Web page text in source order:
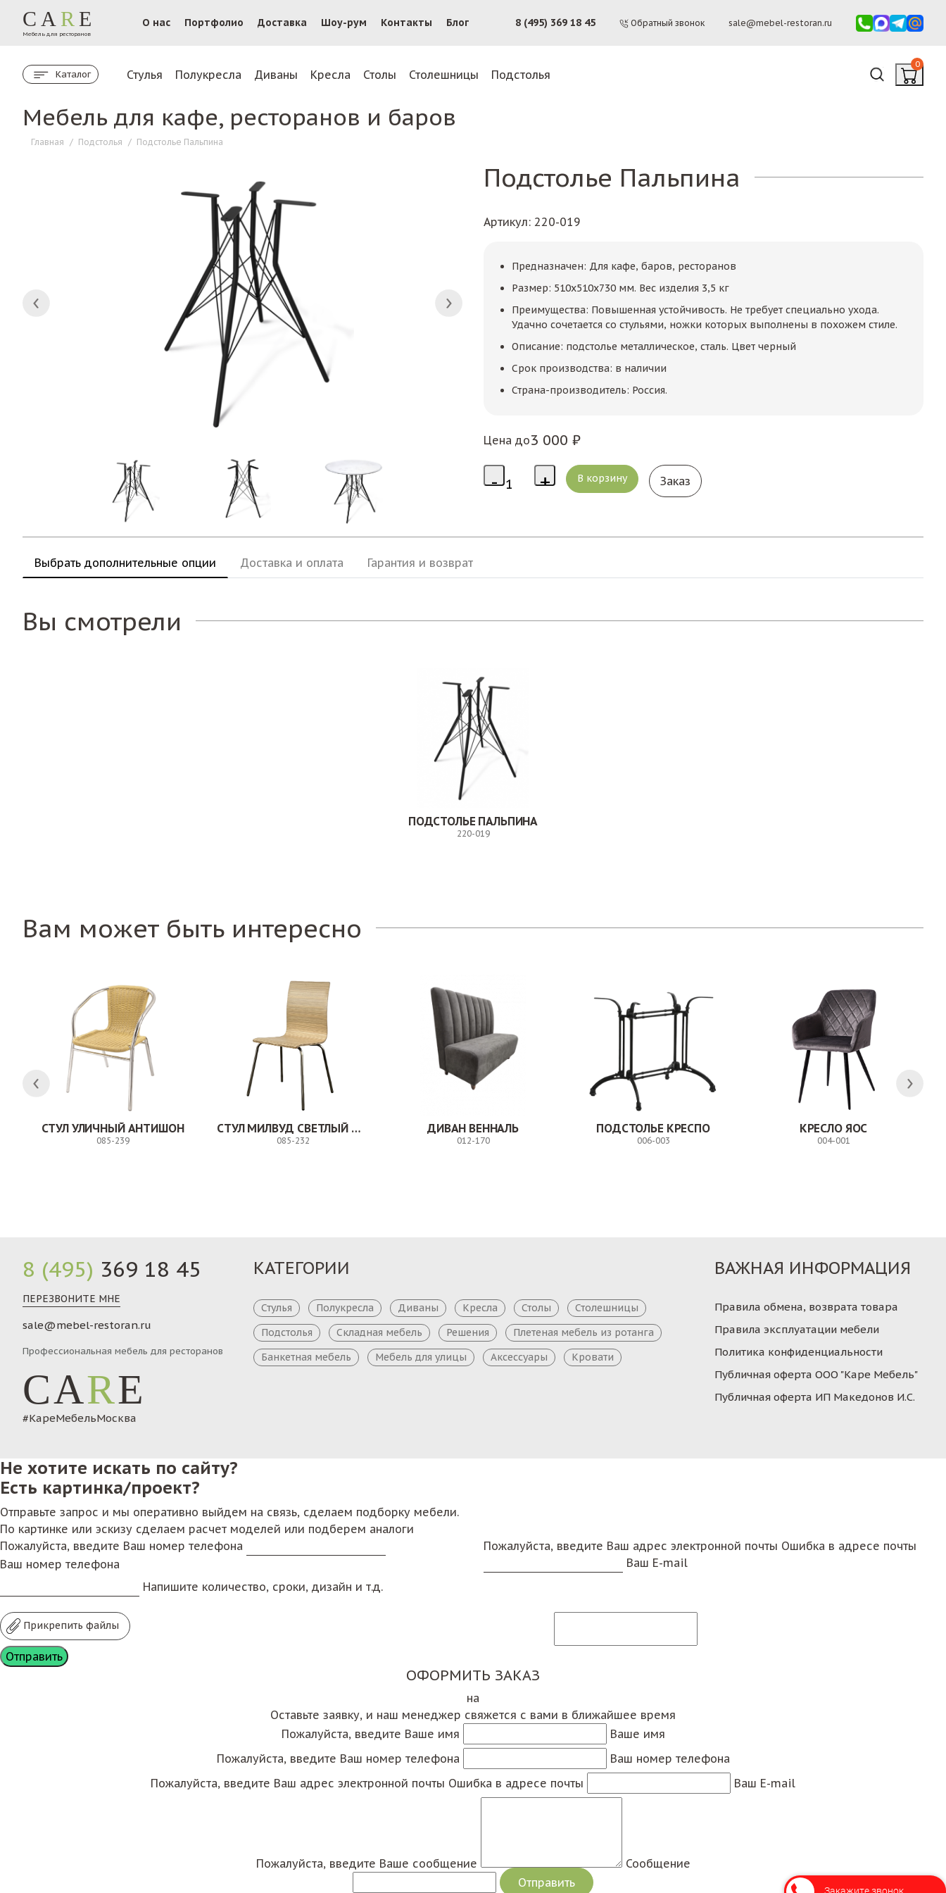
CA R E
Мебель для ресторанов
О нас Портфолио Доставка Шоу-рум Контакты Блог 8 (495) 369 18 45 Обратный звонок sale@mebel-restoran.ru
Каталог Стулья Полукресла Диваны Кресла Столы Столешницы Подстолья
0
Мебель для кафе, ресторанов и баров
Главная / Подстолья / Подстолье Пальпина
Подстолье Пальпина
Артикул: 220-019
Предназначен: Для кафе, баров, ресторанов
Размер: 510x510x730 мм. Вес изделия 3,5 кг
Преимущества: Повышенная устойчивость. Не требует специально ухода.
Удачно сочетается со стульями, ножки которых выполнены в похожем стиле.
Описание: подстолье металлическое, сталь. Цвет черный
Срок производства: в наличии
Страна-производитель: Россия.
Цена до3 000 ₽
Заказ
Выбрать дополнительные опции Доставка и оплата Гарантия и возврат
Вы смотрели
ПОДСТОЛЬЕ ПАЛЬПИНА
220-019
Вам может быть интересно
СТУЛ УЛИЧНЫЙ АНТИШОН
085-239
СТУЛ МИЛВУД СВЕТЛЫЙ ШЕЛК
085-232
ДИВАН ВЕННАЛЬ
012-170
ПОДСТОЛЬЕ КРЕСПО
006-003
КРЕСЛО ЯОС
004-001
8 (495) 369 18 45
ПЕРЕЗВОНИТЕ МНЕ
sale@mebel-restoran.ru
Профессиональная мебель для ресторанов
CARE
#КареМебельМосква
КАТЕГОРИИ
Стулья Полукресла Диваны Кресла Столы
Столешницы
Подстолья
Складная мебель Решения
Плетеная мебель из ротанга
Банкетная мебель
Мебель для улицы Аксессуары Кровати
ВАЖНАЯ ИНФОРМАЦИЯ
Правила обмена, возврата товара
Правила эксплуатации мебели
Политика конфиденциальности
Публичная оферта ООО "Каре Мебель"
Публичная оферта ИП Македонов И.С.
Не хотите искать по сайту?
Есть картинка/проект?
Отправьте запрос и мы оперативно выйдем на связь, сделаем подборку мебели.
По картинке или эскизу сделаем расчет моделей или подберем аналоги
Пожалуйста, введите Ваш номер телефона
Ваш номер телефона
Пожалуйста, введите Ваш адрес электронной почты Ошибка в адресе почты
Ваш E-mail
Напишите количество, сроки, дизайн и т.д.
Прикрепить файлы
ОФОРМИТЬ ЗАКАЗ
на
Оставьте заявку, и наш менеджер свяжется с вами в ближайшее время
Пожалуйста, введите Ваше имя
Ваше имя
Пожалуйста, введите Ваш номер телефона
Ваш номер телефона
Пожалуйста, введите Ваш адрес электронной почты Ошибка в адресе почты Ваш E-mail
Пожалуйста, введите Ваше сообщение Сообщение